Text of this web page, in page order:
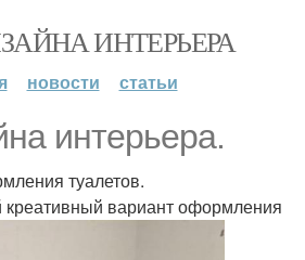
ИНТЕРЬЕРА
новости статьи
интерьера.
туалетов.
вариант оформления